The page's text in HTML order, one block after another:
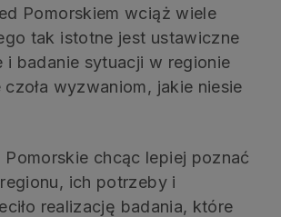
Pomorskiem wciąż wiele
tak istotne jest ustawiczne
i badanie sytuacji w regionie
wyzwaniom, jakie niesie
chcąc lepiej poznać
ich potrzeby i
realizację badania, które